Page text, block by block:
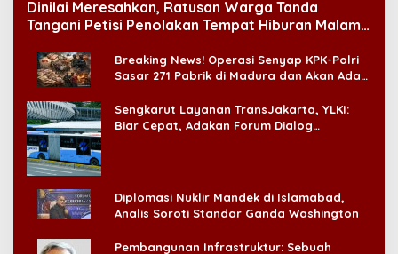
Dinilai Meresahkan, Ratusan Warga Tanda
Tangani Petisi Penolakan Tempat Hiburan Malam
Breaking News! Operasi Senyap KPK-Polri
Sasar 271 Pabrik di Madura dan Akan Ada
Sengkarut Layanan TransJakarta, YLKI:
Biar Cepat, Adakan Forum Dialog
Diplomasi Nuklir Mandek di Islamabad,
Analis Soroti Standar Ganda Washington
Pembangunan Infrastruktur: Sebuah